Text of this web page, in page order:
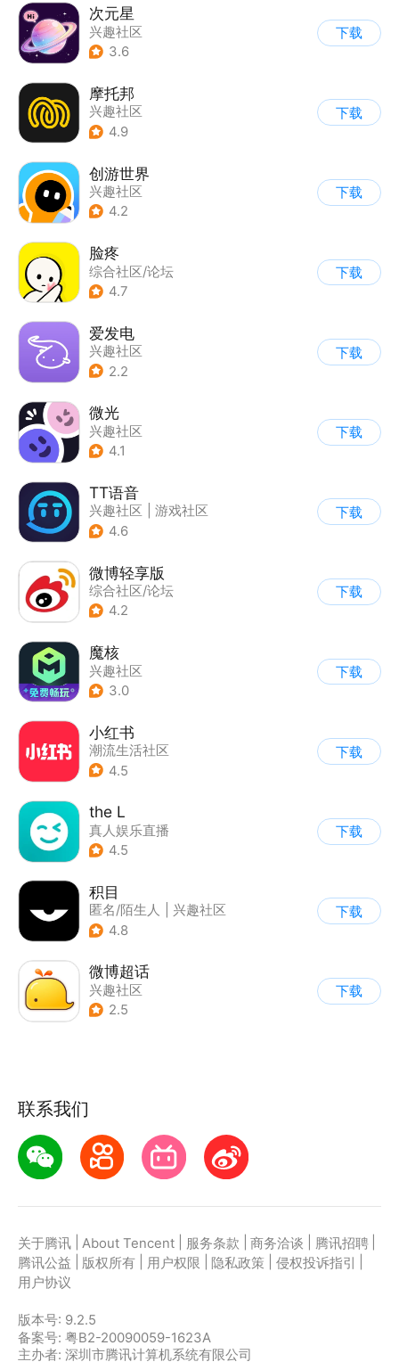
次元星
兴趣社区
3.6
下载
摩托邦
兴趣社区
4.9
下载
创游世界
兴趣社区
4.2
下载
脸疼
综合社区/论坛
4.7
下载
爱发电
兴趣社区
2.2
下载
微光
兴趣社区
4.1
下载
TT语音
兴趣社区
游戏社区
4.6
下载
微博轻享版
综合社区/论坛
4.2
下载
魔核
兴趣社区
3.0
下载
小红书
潮流生活社区
4.5
下载
the L
真人娱乐直播
| 兴趣社区
4.5
下载
积目
匿名/陌生人
兴趣社区
4.8
下载
微博超话
兴趣社区
| 综合社区/论坛
2.5
下载
联系我们
关于腾讯 About Tencent 服务条款 商务洽谈 腾讯招聘
腾讯公益
版权所有 用户权限 隐私政策 侵权投诉指引
用户协议
版本号: 9.2.5
备案号: 粤B2-20090059-1623A
主办者: 深圳市腾讯计算机系统有限公司